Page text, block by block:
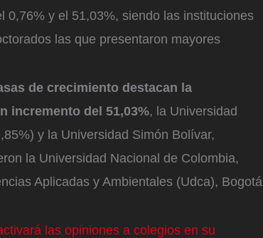
0,76% y el 51,03%, siendo las instituciones
las que presentaron mayores
de crecimiento destacan la
incremento del 51,03%, la Universidad
y la Universidad Simón Bolívar,
la Universidad Nacional de Colombia,
Aplicadas y Ambientales (Udca), Bogotá
las opiniones a colegios en su